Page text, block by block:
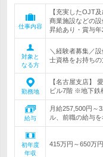
仕事内容
【充実したOJT
商業施設などの
昇給あり・賞与年
対象と
なる方
＼経験者募集／
士資格をお持ちの
勤務地
【名古屋支店】
ビル7階 ※地下鉄
給与
月給257,500円～
ル、前職の給与
初年度
年収
415万円～650万円